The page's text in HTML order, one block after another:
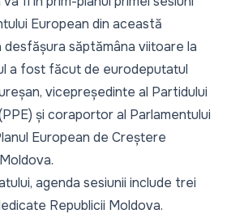
European din această
săptămâna viitoare la
a fost făcut de eurodeputatul
vicepreședinte al Partidului
și coraportor al Parlamentului
European de Creștere
agenda sesiunii include trei
Republicii Moldova.